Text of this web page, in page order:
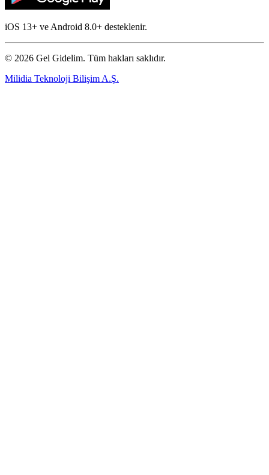
iOS 13+ ve Android 8.0+ desteklenir.
© 2026 Gel Gidelim. Tüm hakları saklıdır.
Milidia Teknoloji Bilişim A.Ş.